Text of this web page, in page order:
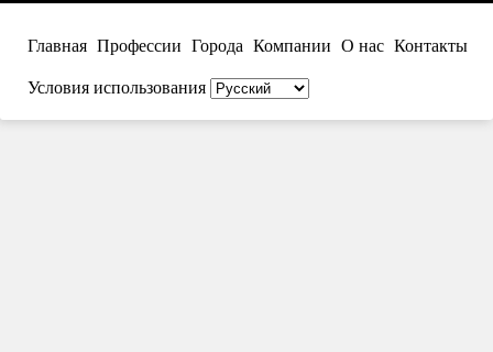
Главная Профессии Города Компании О нас Контакты
Условия использования